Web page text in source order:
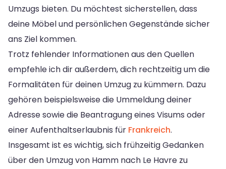
Umzugs bieten. Du möchtest sicherstellen, dass
deine Möbel und persönlichen Gegenstände sicher
ans Ziel kommen.
Trotz fehlender Informationen aus den Quellen
empfehle ich dir außerdem, dich rechtzeitig um die
Formalitäten für deinen Umzug zu kümmern. Dazu
gehören beispielsweise die Ummeldung deiner
Adresse sowie die Beantragung eines Visums oder
einer Aufenthaltserlaubnis für Frankreich.
Insgesamt ist es wichtig, sich frühzeitig Gedanken
über den Umzug von Hamm nach Le Havre zu